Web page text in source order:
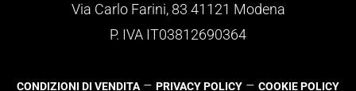
Via Carlo Farini, 83 41121 Modena
P. IVA IT03812690364
CONDIZIONI DI VENDITA – PRIVACY POLICY – COOKIE POLICY